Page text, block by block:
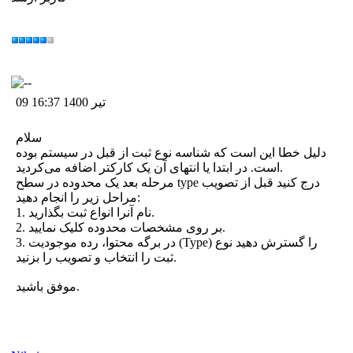
09 تیر 1400 16:37
سلام
دلیل خطا این است که شناسه نوع ثبت از قبل در سیستم بوده
است. در ابتدا یا انتهای آن یک کارکتر اضافه می‌کردید.
مرحله بعد یک محدوده در سطح type درج کنید قبل از تصویب
مراحل زیر را انجام دهید:
1. نام آنرا انواع ثبت بگذارید.
2. بر روی مشخصات محدوده کلیک نمایید.
3. در برگه محتوا، رده موجودیت (Type) را گسترش دهید نوع
ثبت را انتخاب و تصویب را بزنید.
موفق باشید.